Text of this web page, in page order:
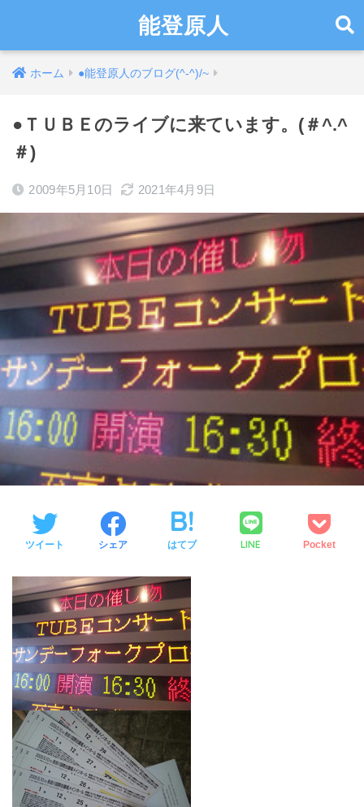
能登原人
ホーム ●能登原人のブログ(^-^)/~
●ＴＵＢＥのライブに来ています。(＃^.^
＃)
2009年5月10日 2021年4月9日
ツイート シェア はてブ LINE Pocket